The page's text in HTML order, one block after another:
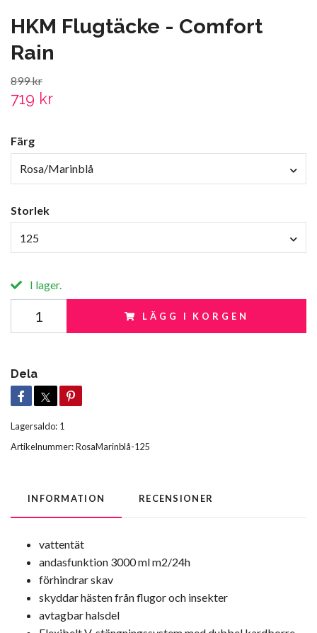
HKM Flugtäcke - Comfort
Rain
899 kr
719 kr
Färg
Rosa/Marinblå
Storlek
125
I lager.
LÄGG I KORGEN
Dela
Lagersaldo: 1
Artikelnummer:RosaMarinblå-125
INFORMATION RECENSIONER
vattentät
andasfunktion 3000 ml m2/24h
förhindrar skav
skyddar hästen från flugor och insekter
avtagbar halsdel